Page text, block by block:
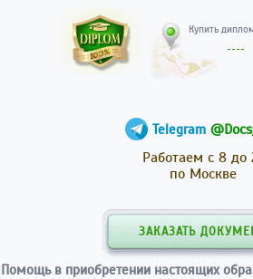
Telegram
Работаем с 8 до
по Москве
ЗАКАЗАТЬ
Помощь в приобретении настоящих